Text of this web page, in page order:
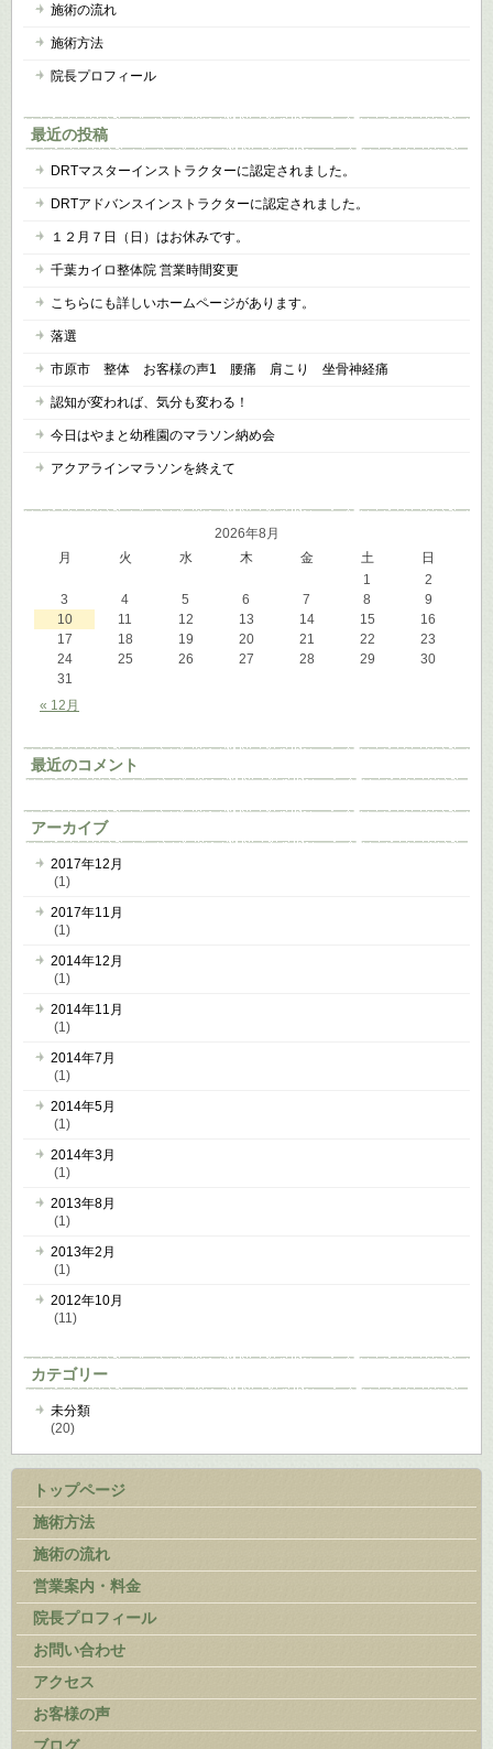
施術の流れ
施術方法
院長プロフィール
最近の投稿
DRTマスターインストラクターに認定されました。
DRTアドバンスインストラクターに認定されました。
１２月７日（日）はお休みです。
千葉カイロ整体院 営業時間変更
こちらにも詳しいホームページがあります。
落選
市原市 整体 お客様の声1 腰痛 肩こり 坐骨神経痛
認知が変われば、気分も変わる！
今日はやまと幼稚園のマラソン納め会
アクアラインマラソンを終えて
2026年8月
月
火 水 木 金 土 日
« 12月
1
2
3
4 5 6 7 8
9
10
11 12 13 14 15
16
17
18 19 20 21 22
23
24
25 26 27 28 29
30
31
最近のコメント
アーカイブ
2017年12月
(1)
2017年11月
(1)
2014年12月
(1)
2014年11月
(1)
2014年7月
(1)
2014年5月
(1)
2014年3月
(1)
2013年8月
(1)
2013年2月
(1)
2012年10月
(11)
カテゴリー
未分類
(20)
トップページ
施術方法
施術の流れ
営業案内・料金
院長プロフィール
お問い合わせ
アクセス
お客様の声
ブログ